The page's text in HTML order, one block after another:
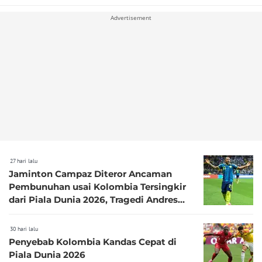
Advertisement
27 hari lalu
Jaminton Campaz Diteror Ancaman
Pembunuhan usai Kolombia Tersingkir
dari Piala Dunia 2026, Tragedi Andres
30 hari lalu
Penyebab Kolombia Kandas Cepat di
Piala Dunia 2026